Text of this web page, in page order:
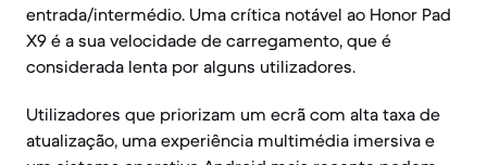
entrada/intermédio. Uma crítica notável ao Honor Pad
X9 é a sua velocidade de carregamento, que é
considerada lenta por alguns utilizadores.
Utilizadores que priorizam um ecrã com alta taxa de
atualização, uma experiência multimédia imersiva e